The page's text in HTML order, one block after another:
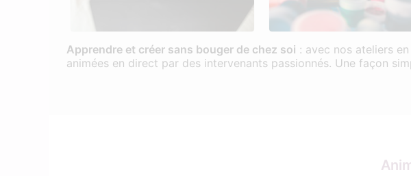
Apprendre et créer sans bouger de chez soi : avec nos ateliers
animées en direct par des intervenants passionnés. Une façon